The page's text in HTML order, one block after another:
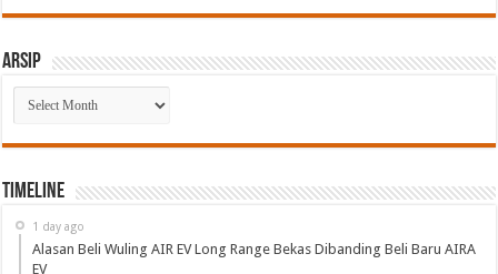
Arsip
Arsip
Timeline
1 day ago
Alasan Beli Wuling AIR EV Long Range Bekas Dibanding Beli Baru AIRA
EV